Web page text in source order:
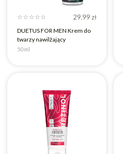
☆ ☆ ☆ ☆ ☆ 29.99 zł
DUETUS FOR MEN Krem do
twarzy nawilżający
50 ml